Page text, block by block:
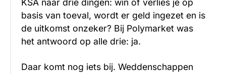
KSA naar drie dingen: win of verlies je op
basis van toeval, wordt er geld ingezet en is
de uitkomst onzeker? Bij Polymarket was
het antwoord op alle drie: ja.
Daar komt nog iets bij. Weddenschappen